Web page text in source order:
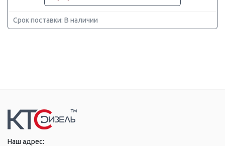
Срок поставки: В наличии
Наш адрес: